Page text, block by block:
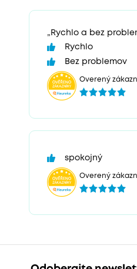
„Rychlo a bez
Rychlo
Bez problemov
Overený
spokojný
Overený